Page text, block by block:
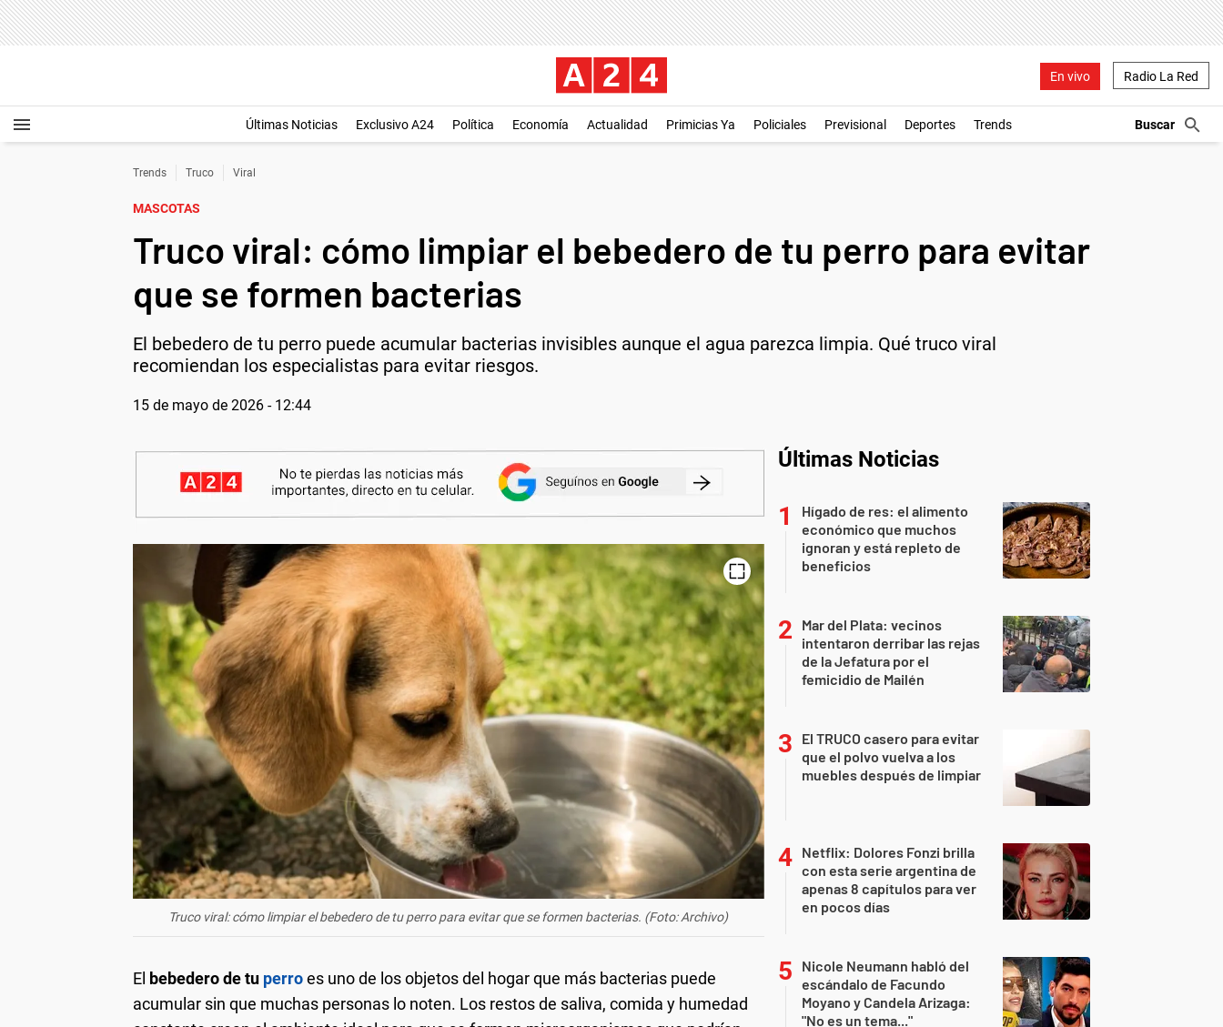
En vivo Radio La Red
Últimas Noticias Exclusivo A24 Política Economía Actualidad Primicias Ya Policiales Previsional Deportes Trends
Trends Truco Viral
MASCOTAS
Truco viral: cómo limpiar el bebedero de tu perro para evitar
que se formen bacterias
El bebedero de tu perro puede acumular bacterias invisibles aunque el agua parezca limpia. Qué truco viral
recomiendan los especialistas para evitar riesgos.
15 de mayo de 2026 - 12:44
Truco viral: cómo limpiar el bebedero de tu perro para evitar que se formen bacterias. (Foto: Archivo)
El bebedero de tu perroes uno de los objetos del hogar que más bacterias puede
acumular sin que muchas personas lo noten. Los restos de saliva, comida y humedad
Últimas Noticias
Hígado de res: el alimento
económico que muchos
ignoran y está repleto de
beneficios
Mar del Plata: vecinos
intentaron derribar las rejas
de la Jefatura por el
femicidio de Mailén
El TRUCO casero para evitar
que el polvo vuelva a los
muebles después de limpiar
Netflix: Dolores Fonzi brilla
con esta serie argentina de
apenas 8 capítulos para ver
en pocos días
Nicole Neumann habló del
escándalo de Facundo
Moyano y Candela Arizaga:
"No es un tema..."